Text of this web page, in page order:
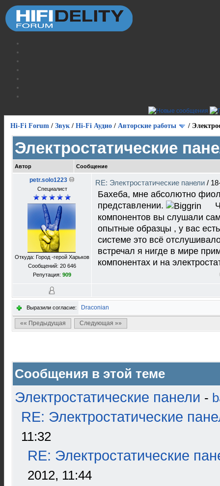
Hi-Fi Forum / Звук / Hi-Fi Аудио / Авторские работы /
Электростатические
Автор Сообщение
petr.solo1223
Специалист
Откуда: Город -герой Харьков
Сообщений: 20 646
Репутация: 909
RE: Электростатические панели /
Бахеба, мне абсолютно
представлении.
компонентов вы слушали
опытные образцы , у вас
системе это всё
встречал я нигде в мире
компонентах и на
Выразили согласие: Draconian
«« Предыдущая Следующая »»
Сообщения в этой теме
Электростатические панели -
RE: Электростатические
11:32
RE: Электростатические
2012, 11:44